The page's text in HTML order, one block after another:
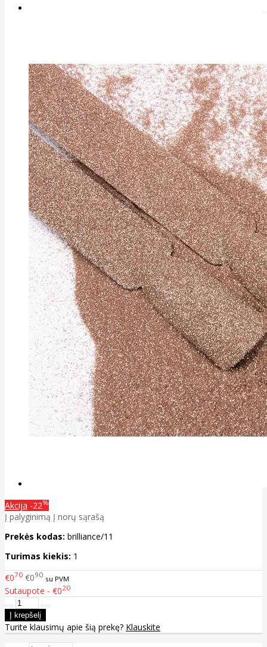
Akcija -22%
Į palyginimą Į norų sąrašą
Prekės kodas: brilliance/11
Turimas kiekis: 1
€070 €090 su PVM
Sutaupote - €020
Turite klausimų apie šią prekę? Klauskite